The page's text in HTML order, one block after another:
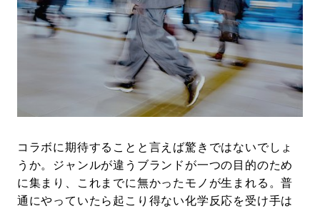
#Commune H #FOCUS IT #AH.H
#FASHION #MUSIC #MOVIE
#SNEAKER #OUTDOOR
#HANDSOME HANDBOOK
コラボに期待することと言えば驚きではないでしょ
うか。ジャンルが違うブランドが一つの目的のため
に集まり、これまでに無かったモノが生まれる。普
通にやっていたら起こり得ない化学反応を受け手は